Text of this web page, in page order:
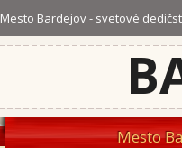
Mesto Bardejov - svetové
Mesto